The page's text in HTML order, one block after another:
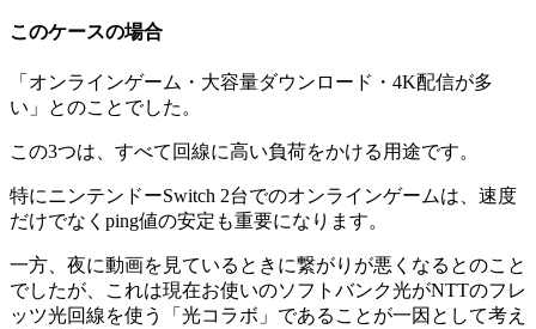
このケースの場合
「オンラインゲーム・大容量ダウンロード・4K配信が多
い」とのことでした。
この3つは、すべて回線に高い負荷をかける用途です。
特にニンテンドーSwitch 2台でのオンラインゲームは、速度
だけでなくping値の安定も重要になります。
一方、夜に動画を見ているときに繋がりが悪くなるとのこと
でしたが、これは現在お使いのソフトバンク光がNTTのフレ
ッツ光回線を使う「光コラボ」であることが一因として考え